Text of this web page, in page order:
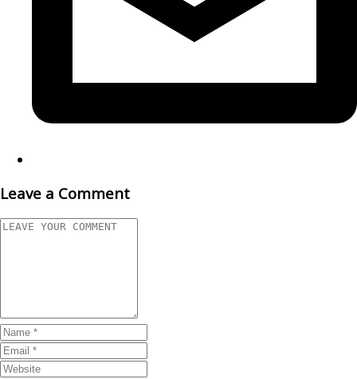
Leave a Comment